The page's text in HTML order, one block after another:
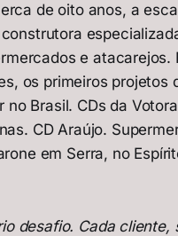
de oito anos, a
e atacarejos.
os primeiros projetos
Brasil. CDs da
CD Araújo.
em Serra, no
desafio. Cada cliente,